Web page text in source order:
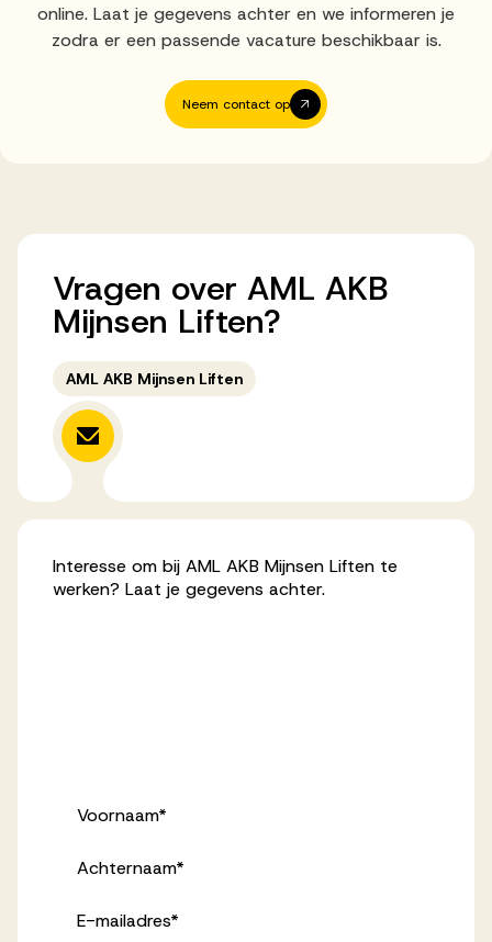
Vervulde vacatures
Werken bij AV
Aanmelden
Voor kandidaten
Inspiratie
online. Laat je gegevens achter en we informeren je
zodra er een passende vacature beschikbaar is.
Neem contact op
Vragen over AML AKB
Mijnsen Liften?
AML AKB Mijnsen Liften
Interesse om bij AML AKB Mijnsen Liften te
werken? Laat je gegevens achter.
Voornaam*
Achternaam*
E-mailadres*